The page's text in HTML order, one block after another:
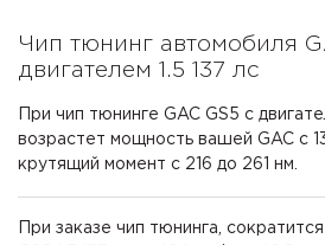
Чип тюнинг автомобиля
двигателем 1.5 137 лс
При чип тюнинге GAC GS5 с
возрастет мощность вашей GAC с
крутящий момент с 216 до 261 нм.
При заказе чип тюнинга,